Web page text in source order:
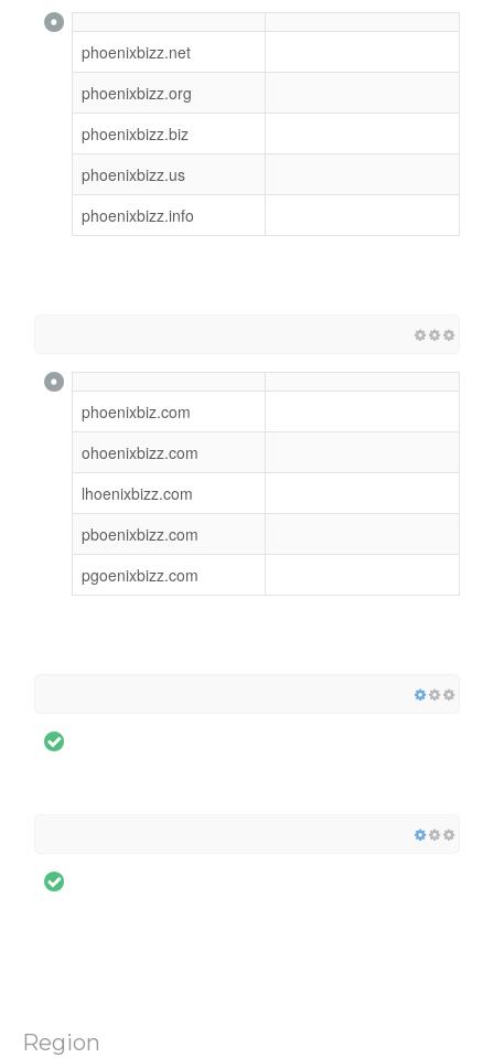
phoenixbizz.net
phoenixbizz.org
phoenixbizz.biz
phoenixbizz.us
phoenixbizz.info
phoenixbiz.com
ohoenixbizz.com
lhoenixbizz.com
pboenixbizz.com
pgoenixbizz.com
Region